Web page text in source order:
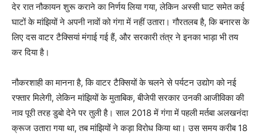
देर रात नौकायन शुरू कराने का निर्णय लिया गया, लेकिन अस्सी घाट समेत कई
घाटों के मांझियों ने अपनी नावों को गंगा में नहीं उतारा। गौरतलब है, कि बनारस के
लिए दस वाटर टैक्सियां मंगाई गई हैं, और सरकारी तंत्र ने इनका भाड़ा भी तय
कर दिया है।
नौकरशाही का मानना है, कि वाटर टैक्सियों के चलने से पर्यटन उद्योग को नई
रफ्तार मिलेगी, लेकिन मांझियों के मुताबिक, बीजेपी सरकार उनकी आजीविका की
नाव पूरी तरह डुबो देने पर तुली है। साल 2018 में गंगा में पहली मर्तबा अलखनंदा
क्रूज उतारा गया था, तब मांझियों ने कड़ा विरोध किया था। उस समय करीब 18